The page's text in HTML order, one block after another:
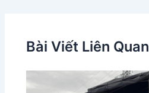
Bài Viết Liên Quan